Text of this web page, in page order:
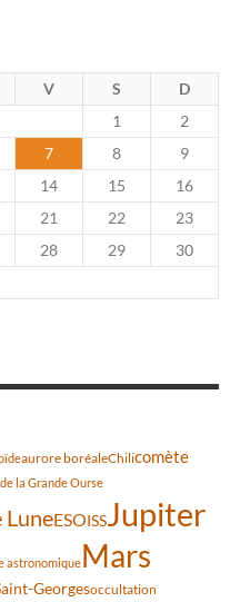
V S
D
1
2
7 8
9
14 15
16
21 22
23
28 29
30
aurore boréaleChilicomète
la Grande Ourse
LuneESOISSJupiter
astronomiqueMars
Georgesoccultation